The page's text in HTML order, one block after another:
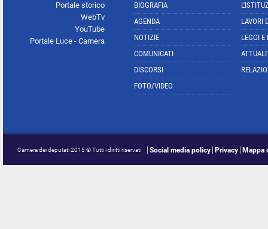
Portale storico
WebTv
YouTube
Portale Luce - Camera
BIOGRAFIA
AGENDA
NOTIZIE
COMUNICATI
DISCORSI
FOTO/VIDEO
LAVORI
LEGGI E
Camera dei deputati 2015 © Tutti i diritti riservati Social media policy Privacy Mappa